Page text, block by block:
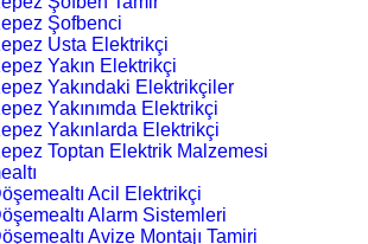
Şofbenci
Usta Elektrikçi
Yakın Elektrikçi
Yakındaki Elektrikçiler
Yakınımda Elektrikçi
Yakınlarda Elektrikçi
Toptan Elektrik Malzemesi
Acil Elektrikçi
Alarm Sistemleri
Avize Montajı Tamiri